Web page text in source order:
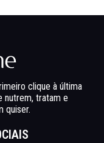
clique à última
nutrem, tratam e
quiser.